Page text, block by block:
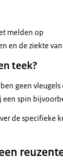
melden op
en de ziekte van
teek?
geen
spin
de specifieke